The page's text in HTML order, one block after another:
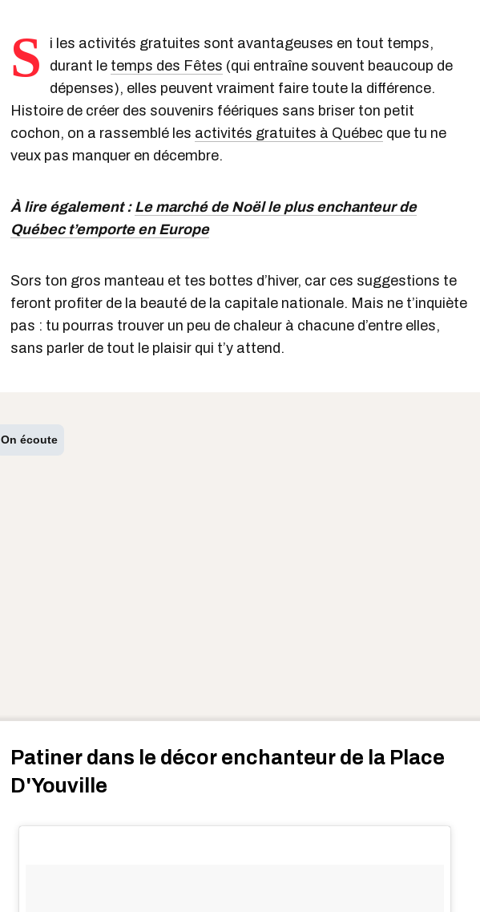
S
i les activités gratuites sont avantageuses en tout temps,
durant le temps des Fêtes (qui entraîne souvent beaucoup de
dépenses), elles peuvent vraiment faire toute la différence.
Histoire de créer des souvenirs féériques sans briser ton petit
cochon, on a rassemblé les activités gratuites à Québec que tu ne
veux pas manquer en décembre.
À lire également : Le marché de Noël le plus enchanteur de
Québec t’emporte en Europe
Sors ton gros manteau et tes bottes d’hiver, car ces suggestions te
feront profiter de la beauté de la capitale nationale. Mais ne t’inquiète
pas : tu pourras trouver un peu de chaleur à chacune d’entre elles,
sans parler de tout le plaisir qui t’y attend.
On écoute
Patiner dans le décor enchanteur de la Place
D'Youville